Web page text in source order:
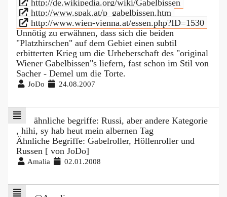
http://de.wikipedia.org/wiki/Gabelbissen
http://www.spak.at/p_gabelbissen.htm
http://www.wien-vienna.at/essen.php?ID=1530
Unnötig zu erwähnen, dass sich die beiden
"Platzhirschen" auf dem Gebiet einen subtil
erbitterten Krieg um die Urheberschaft des "original
Wiener Gabelbissen"s liefern, fast schon im Stil von
Sacher - Demel um die Torte.
JoDo 24.08.2007
ähnliche begriffe: Russi, aber andere Kategorie
, hihi, sy hab heut mein albernen Tag
Ähnliche Begriffe: Gabelroller, Höllenroller und
Russen [ von JoDo]
Amalia 02.01.2008